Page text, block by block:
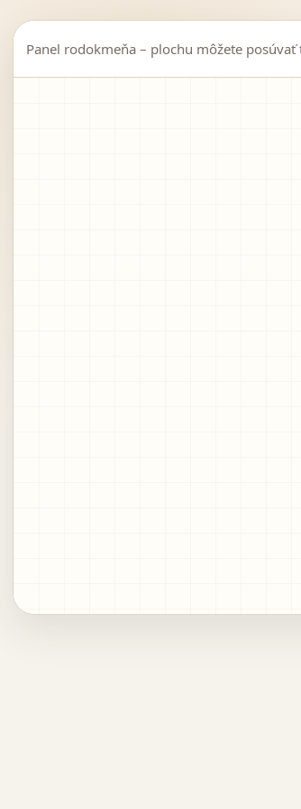
Panel rodokmeňa – plochu môžete